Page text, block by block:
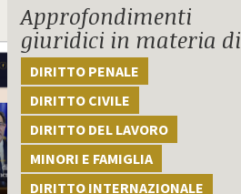
Approfondimenti
giuridici in materia di
DIRITTO PENALE
DIRITTO CIVILE
DIRITTO DEL LAVORO
MINORI E FAMIGLIA
DIRITTO INTERNAZIONALE